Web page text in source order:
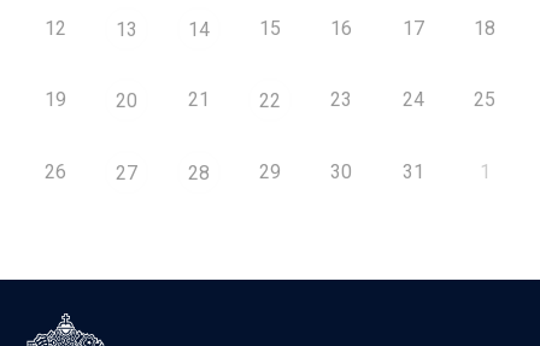
12 13 14 15 16 17 18
19 20 21 22 23 24 25
26 27 28 29 30 31 1